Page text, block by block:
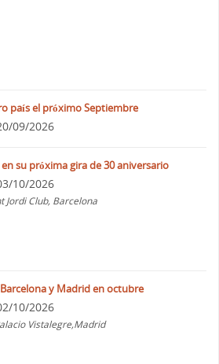
país el próximo Septiembre
09/2026
su próxima gira de 30 aniversario
10/2026
Club, Barcelona
y Madrid en octubre
10/2026
Vistalegre,Madrid